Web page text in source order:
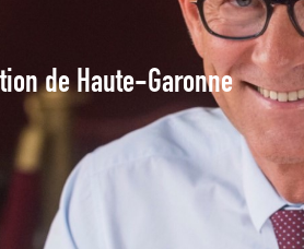
de Haute-Garonne